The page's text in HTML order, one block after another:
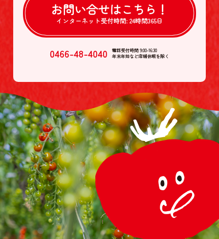
お問い合せはこちら！
インターネット受付時間: 24時間365日
0466-48-4040
電話受付時間 9:00-16:30
年末年始など店舗休暇を除く